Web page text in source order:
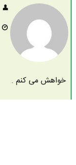
خواهش می کنم .